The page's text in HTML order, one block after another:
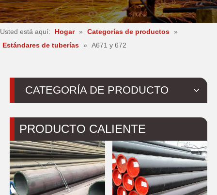
Usted está aquí: Hogar » Categorías de productos »
Estándares de tuberías » A671 y 672
CATEGORÍA DE PRODUCTO
PRODUCTO CALIENTE